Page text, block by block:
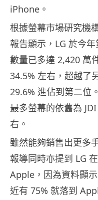
iPhone。
根據螢幕市場研究機
報告顯示，LG 於今
數量已多達 2,420 萬
34.5% 左右，超越了
29.6% 進佔到第二位
最多螢幕的依舊為
右。
雖然能夠銷售出更多
報導同時亦提到 LG
Apple，因為資料顯
近有 75% 就落到